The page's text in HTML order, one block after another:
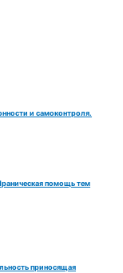
и самоконтроля.
помощь тем
приносящая